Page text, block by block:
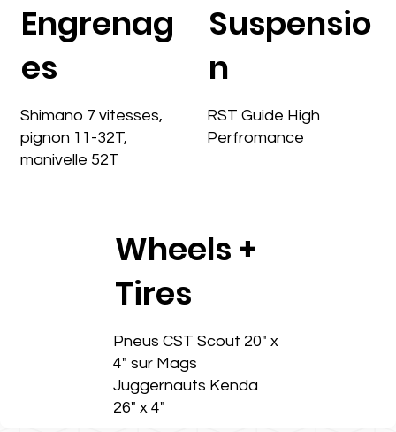
Engrenag
es
Shimano 7 vitesses,
pignon 11-32T,
manivelle 52T
Suspensio
n
RST Guide High
Perfromance
Wheels +
Tires
Pneus CST Scout 20" x
4" sur Mags
Juggernauts Kenda
26" x 4"